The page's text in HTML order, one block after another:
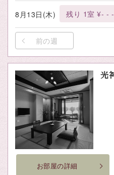
8月13日(木) 残り 1室 ¥- - -
前の週
光
お部屋の詳細